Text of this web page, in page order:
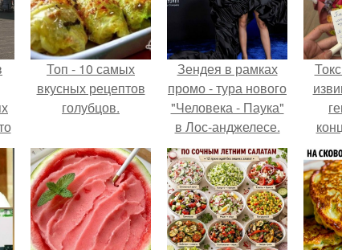
Топ - 10 самых
вкусных рецептов
голубцов.
Зендея в рамках
промо - тура нового
"Человека - Паука"
в Лос-анджелесе.